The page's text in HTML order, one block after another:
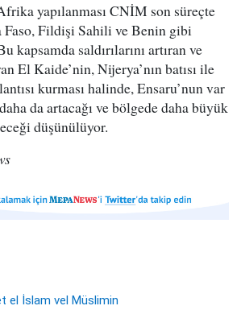
yapılanması CNİM son süreçte
Fildişi Sahili ve Benin gibi
kapsamda saldırılarını artıran ve
El Kaide’nin, Nijerya’nın batısı ile
kurması halinde, Ensaru’nun var
da artacağı ve bölgede daha büyük
düşünülüyor.
el İslam vel Müslimin